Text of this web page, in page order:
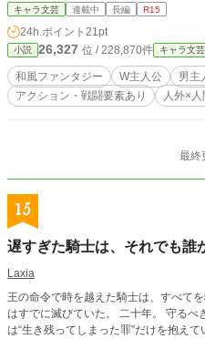
よる王道の和風バトルファ
シーンなどが登場し
す）。 ※大正時代の
や当時の世俗と異な
ソードを多少改稿するかもしれ
もち 執筆：さうす （
トリーのため、「諸
の絆」編（剣勇視
キャラ文芸 連載中 長編 R15
24h.ポイント 21pt
小説 26,327 位 / 228,870件 キャラ文芸
和風ファンタジー W主人公 男主
アクション・戦闘要素あり
人外×人
最終
15
遅すぎた騎士は、それでも誰
Laxia
王の命令で時を越えた騎士は、すべてを救うはずだっ
はすでに滅びていた。 二十年。 守るべき主君も、親友も、すべてを失い、 彼
は“生き残ってしまった罪”だけを抱えていた。 「お前がいれば、違っ